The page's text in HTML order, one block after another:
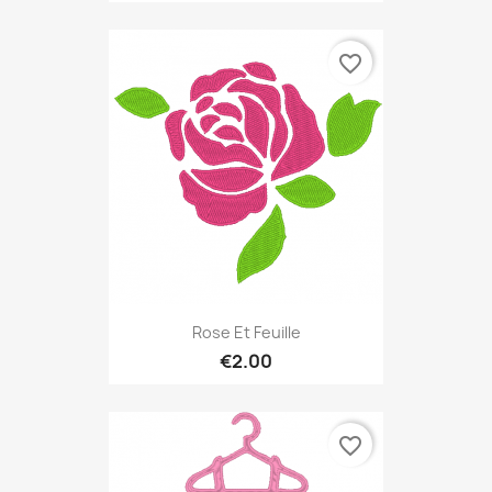
Rose Et Feuille
€2.00
favorite_border
favorite_border